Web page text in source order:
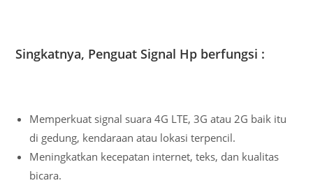
Singkatnya, Penguat Signal Hp berfungsi :
Memperkuat signal suara 4G LTE, 3G atau 2G baik itu
di gedung, kendaraan atau lokasi terpencil.
Meningkatkan kecepatan internet, teks, dan kualitas
bicara.